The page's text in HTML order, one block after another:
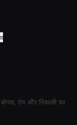
ऐप और निकासी का